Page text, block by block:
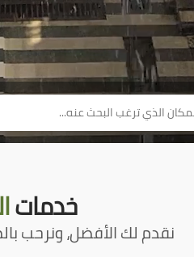
خدمات
نقدم لك الأفضل، ونرحب